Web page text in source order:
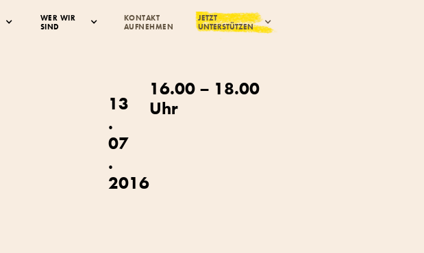
WER WIR
SIND
KONTAKT
AUFNEHMEN
JETZT
UNTERSTÜTZEN
13
.
07
.
2016
16.00 – 18.00
Uhr